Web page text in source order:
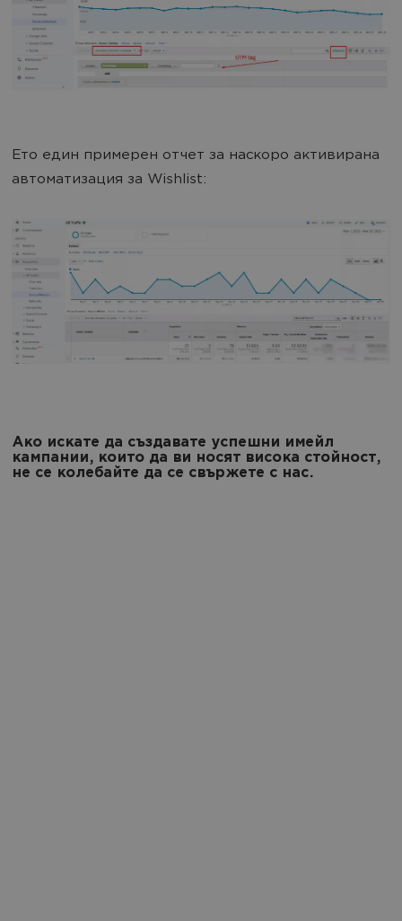
Ето един примерен отчет за наскоро активирана
автоматизация за Wishlist:
Ако искате да създавате успешни имейл
кампании, които да ви носят висока стойност,
не се колебайте да се свържете с нас.